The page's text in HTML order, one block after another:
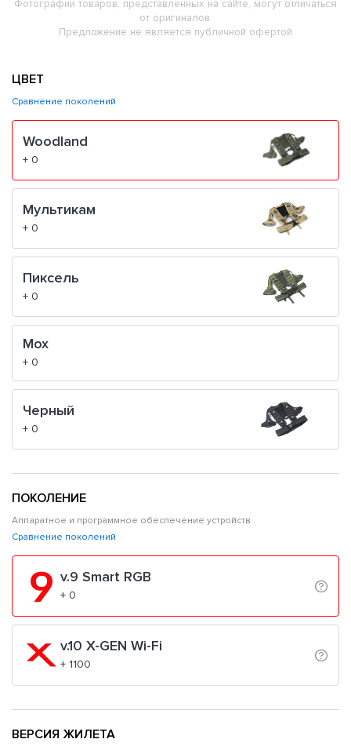
Фотографии товаров, представленных на сайте, могут отличаться
от оригиналов.
Предложение не является публичной офертой
ЦВЕТ
Сравнение поколений
Woodland
+ 0
Мультикам
+ 0
Пиксель
+ 0
Мох
+ 0
Черный
+ 0
ПОКОЛЕНИЕ
Аппаратное и программное обеспечение устройств
Сравнение поколений
v.9 Smart RGB
+ 0
v.10 X-GEN Wi-Fi
+ 1100
ВЕРСИЯ ЖИЛЕТА